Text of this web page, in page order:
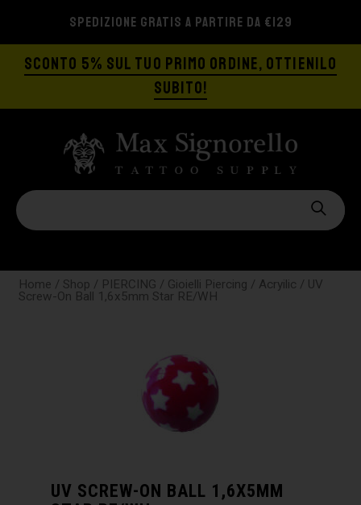
SPEDIZIONE GRATIS A PARTIRE DA €129
SCONTO 5% SUL TUO PRIMO ORDINE, OTTIENILO
SUBITO!
Home / Shop / PIERCING / Gioielli Piercing / Acryilic / UV
Screw-On Ball 1,6x5mm Star RE/WH
UV SCREW-ON BALL 1,6X5MM